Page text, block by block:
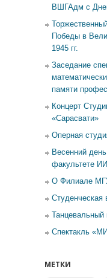
ВШГАдм с
Победы в
1945 гг.
Заседание
памяти
Концерт
«Сарасвати»
Оперная
Весенний
факультете
О Филиале
Студенческая
Танцевальный
Спектакль
МЕТКИ